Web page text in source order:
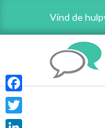
Vind de
Facebook
Twitter